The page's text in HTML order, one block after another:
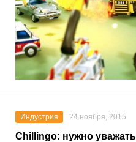
Индустрия 24 ноября, 2015
Chillingo: нужно